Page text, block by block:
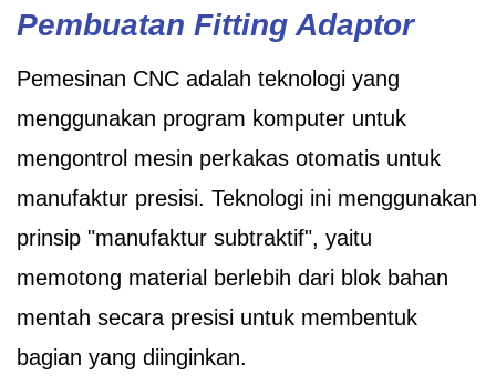
Pembuatan Fitting Adaptor
Pemesinan CNC adalah teknologi yang
menggunakan program komputer untuk
mengontrol mesin perkakas otomatis untuk
manufaktur presisi. Teknologi ini menggunakan
prinsip "manufaktur subtraktif", yaitu
memotong material berlebih dari blok bahan
mentah secara presisi untuk membentuk
bagian yang diinginkan.